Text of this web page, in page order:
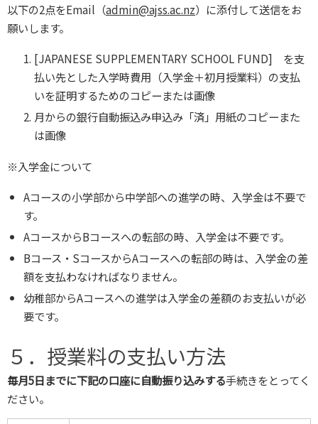
以下の2点をEmail（admin@ajss.ac.nz）に添付して送信をお
願いします。
[JAPANESE SUPPLEMENTARY SCHOOL FUND] を支
払い先とした入学時費用（入学金＋初月授業料）の支払
いを証明するためのコピーまたは画像
月からの銀行自動振込み申込み「済」用紙のコピーまた
は画像
※入学金について
Aコースの小学部から中学部への進学の時、入学金は不要で
す。
AコースからBコースへの転部の時、入学金は不要です。
Bコース・SコースからAコースへの転部の時は、入学金の差
額を支払わなければなりません。
幼稚部からAコースへの進学は入学金の差額のお支払いが必
要です。
５．授業料の支払い方法
毎月5日までに下記の口座に自動振り込みする手続きをとってく
ださい。